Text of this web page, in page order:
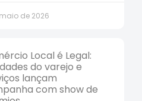
de 2026
Local é Legal:
do varejo e
lançam
com show de